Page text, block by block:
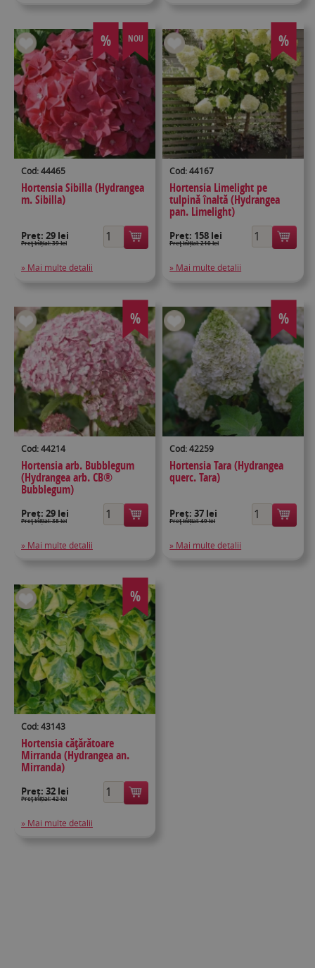
% NOU
Cod: 44465
Hortensia Sibilla (Hydrangea
m. Sibilla)
Preț: 29 lei
Preţ inițial: 39 lei
» Mai multe detalii
%
Cod: 44167
Hortensia Limelight pe
tulpină înaltă (Hydrangea
pan. Limelight)
Preț: 158 lei
Preţ inițial: 210 lei
» Mai multe detalii
%
Cod: 44214
Hortensia arb. Bubblegum
(Hydrangea arb. CB®
Bubblegum)
Preț: 29 lei
Preţ inițial: 38 lei
» Mai multe detalii
%
Cod: 42259
Hortensia Tara (Hydrangea
querc. Tara)
Preț:37 lei
Preţ inițial: 49 lei
» Mai multe detalii
%
Cod: 43143
Hortensia cățărătoare
Mirranda (Hydrangea an.
Mirranda)
Preț: 32 lei
Preţ inițial: 42 lei
» Mai multe detalii